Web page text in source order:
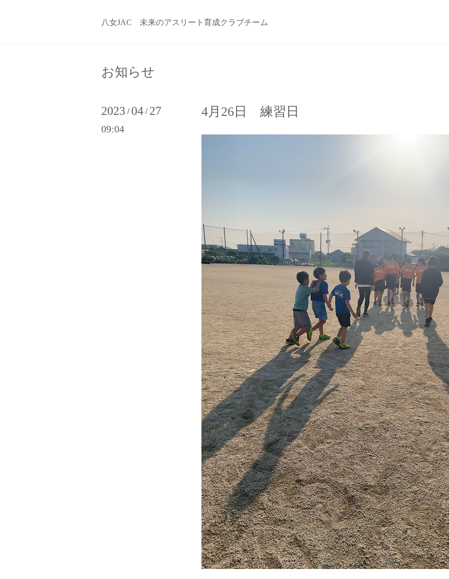
八女JAC 未来のアスリート育成クラブチーム
お知らせ
2023 / 04 / 27
09:04
4月26日 練習日